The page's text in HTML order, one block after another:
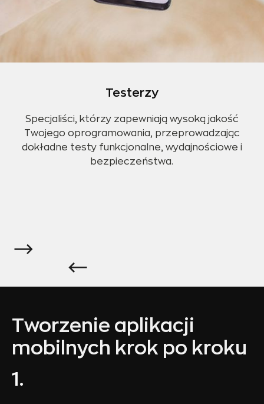
Testerzy
Specjaliści, którzy zapewniają wysoką jakość
Twojego oprogramowania, przeprowadzając
dokładne testy funkcjonalne, wydajnościowe i
bezpieczeństwa.
Slide 2 of 3.
Tworzenie aplikacji
mobilnych krok po kroku
1.